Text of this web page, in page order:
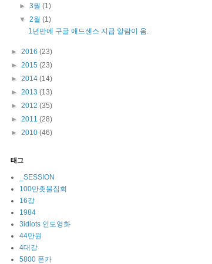
►3월(1)
▼2월(1)
1년만에 구글 애드센스 지급 알람이 옴.
► 2016 (23)
► 2015 (23)
► 2014 (14)
► 2013 (13)
► 2012 (35)
► 2011 (28)
► 2010 (46)
태그
_SESSION
100만촛불집회
16강
1984
3idiots 인도영화
44만원
4대강
5800 폰카